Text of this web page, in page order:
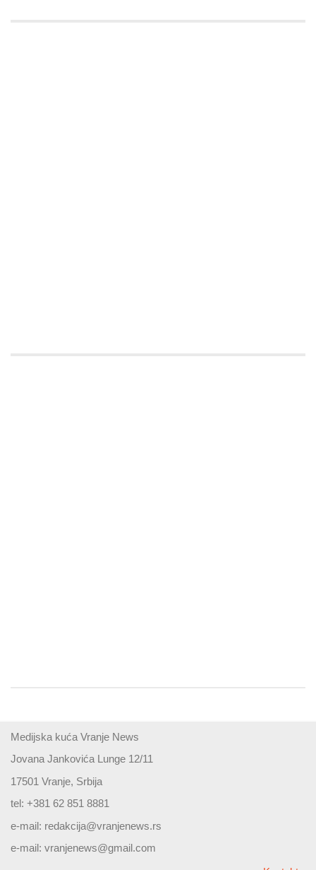
Medijska kuća Vranje News
Jovana Jankovića Lunge 12/11
17501 Vranje, Srbija
tel: +381 62 851 8881
e-mail: redakcija@vranjenews.rs
e-mail: vranjenews@gmail.com